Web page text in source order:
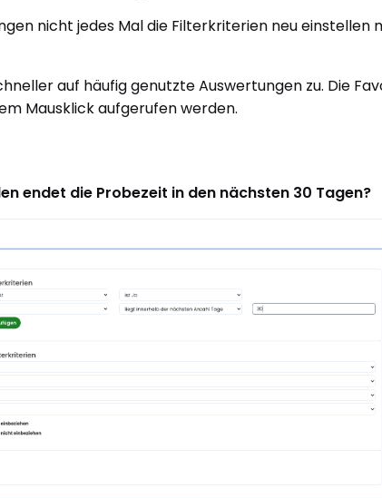
nicht jedes Mal die Filterkriterien neu einstellen
auf häufig genutzte Auswertungen zu. Die
Mausklick aufgerufen werden.
endet die Probezeit in den nächsten 30 Tagen?